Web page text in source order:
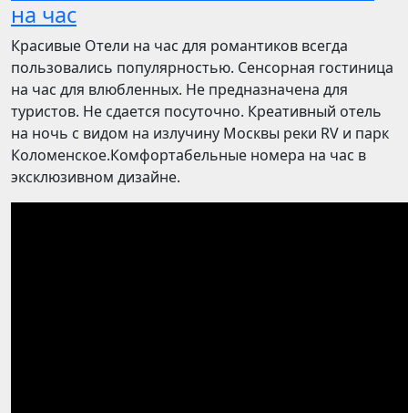
на час
Красивые Отели на час для романтиков всегда
пользовались популярностью. Сенсорная гостиница
на час для влюбленных. Не предназначена для
туристов. Не сдается посуточно. Креативный отель
на ночь с видом на излучину Москвы реки RV и парк
Коломенское.Комфортабельные номера на час в
эксклюзивном дизайне.